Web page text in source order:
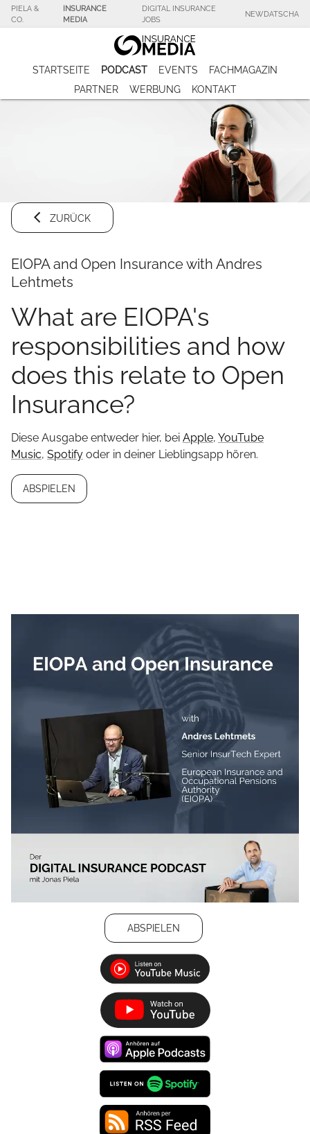
PIELA &
CO.
INSURANCE
MEDIA
DIGITAL INSURANCE
JOBS
NEWDATSCHA
STARTSEITE PODCAST EVENTS
FACHMAGAZIN
PARTNER
WERBUNG KONTAKT
ZURÜCK
EIOPA and Open Insurance with Andres
Lehtmets
What are EIOPA's
responsibilities and how
does this relate to Open
Insurance?
Diese Ausgabe entweder hier, bei Apple, YouTube
Music, Spotify oder in deiner Lieblingsapp hören.
ABSPIELEN
ABSPIELEN